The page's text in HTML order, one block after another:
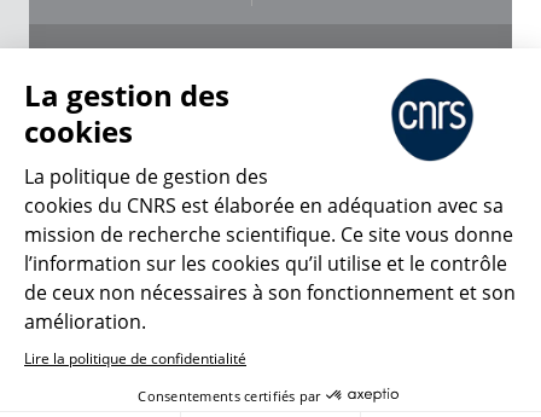
CNRS Le Mag
© 2026, CNRS
Créer un compte Se connecter
Gestion des cookies
La gestion des
cookies
La politique de gestion des
cookies du CNRS est élaborée en adéquation avec sa
mission de recherche scientifique. Ce site vous donne
l’information sur les cookies qu’il utilise et le contrôle
de ceux non nécessaires à son fonctionnement et son
amélioration.
Lire la politique de confidentialité
Consentements certifiés par